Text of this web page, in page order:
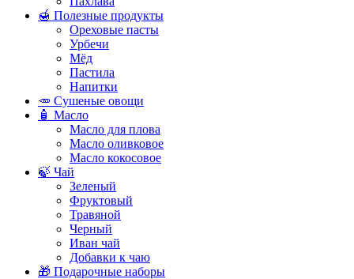
🍯 Полезные продукты
Ореховые пасты
Урбечи
Мёд
Пастила
Напитки
🥕 Сушеные овощи
🧴 Масло
Масло для плова
Масло оливковое
Масло кокосовое
🍃 Чай
Зеленый
Фруктовый
Травяной
Черный
Иван чай
Добавки к чаю
🎁 Подарочные наборы